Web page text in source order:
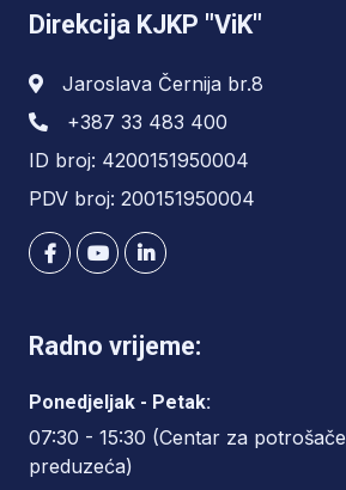
Direkcija KJKP "ViK"
Jaroslava Černija br.8
+387 33 483 400
ID broj: 4200151950004
PDV broj: 200151950004
Radno vrijeme:
Ponedjeljak - Petak:
07:30 - 15:30 (Centar za
preduzeća)